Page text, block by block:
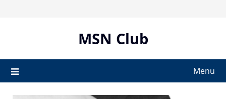
MSN Club
Menu